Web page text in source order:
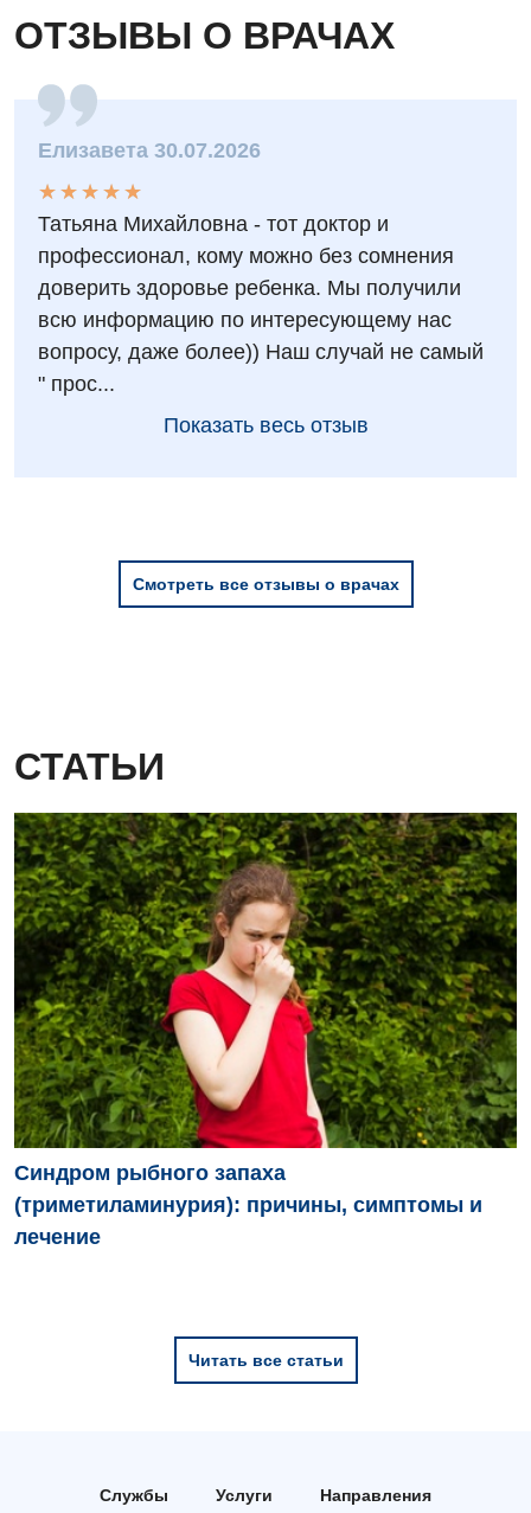
ОТЗЫВЫ О ВРАЧАХ
Елизавета 30.07.2026
★
★
★
★
★
★ ★ ★ ★ ★
Татьяна Михайловна - тот доктор и
профессионал, кому можно без сомнения
доверить здоровье ребенка. Мы получили
всю информацию по интересующему нас
вопросу, даже более)) Наш случай не самый
" прос...
Показать весь отзыв
Смотреть все отзывы о врачах
СТАТЬИ
Синдром рыбного запаха
(триметиламинурия): причины, симптомы и
лечение
Читать все статьи
Службы Услуги Направления